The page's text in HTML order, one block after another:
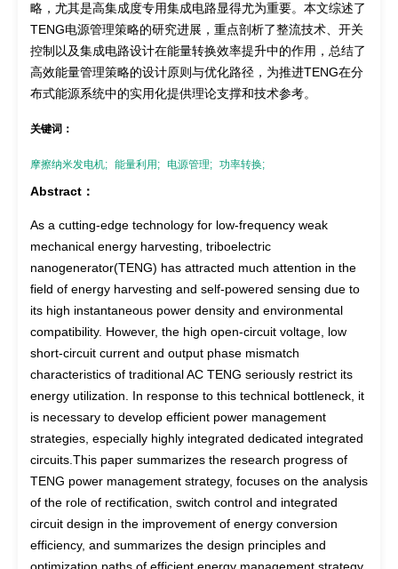
略，尤其是高集成度专用集成电路显得尤为重要。本文综述了
TENG电源管理策略的研究进展，重点剖析了整流技术、开关
控制以及集成电路设计在能量转换效率提升中的作用，总结了
高效能量管理策略的设计原则与优化路径，为推进TENG在分
布式能源系统中的实用化提供理论支撑和技术参考。
关键词：
摩擦纳米发电机; 能量利用; 电源管理; 功率转换;
Abstract：
As a cutting-edge technology for low-frequency weak
mechanical energy harvesting, triboelectric
nanogenerator(TENG) has attracted much attention in the
field of energy harvesting and self-powered sensing due to
its high instantaneous power density and environmental
compatibility. However, the high open-circuit voltage, low
short-circuit current and output phase mismatch
characteristics of traditional AC TENG seriously restrict its
energy utilization. In response to this technical bottleneck, it
is necessary to develop efficient power management
strategies, especially highly integrated dedicated integrated
circuits.This paper summarizes the research progress of
TENG power management strategy, focuses on the analysis
of the role of rectification, switch control and integrated
circuit design in the improvement of energy conversion
efficiency, and summarizes the design principles and